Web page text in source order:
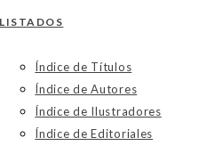
LISTADOS
Índice de Títulos
Índice de Autores
Índice de Ilustradores
Índice de Editoriales